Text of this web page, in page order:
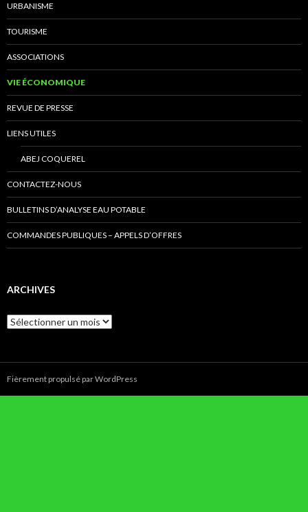
URBANISME
TOURISME
ASSOCIATIONS
VIE ÉCONOMIQUE
REVUE DE PRESSE
LIENS UTILES
ABEJ COQUEREL
CONTACTEZ-NOUS
BULLETINS D’ANALYSE EAU POTABLE
COMMANDES PUBLIQUES – APPELS D’OFFRES
ARCHIVES
Archives
Fièrement propulsé par WordPress